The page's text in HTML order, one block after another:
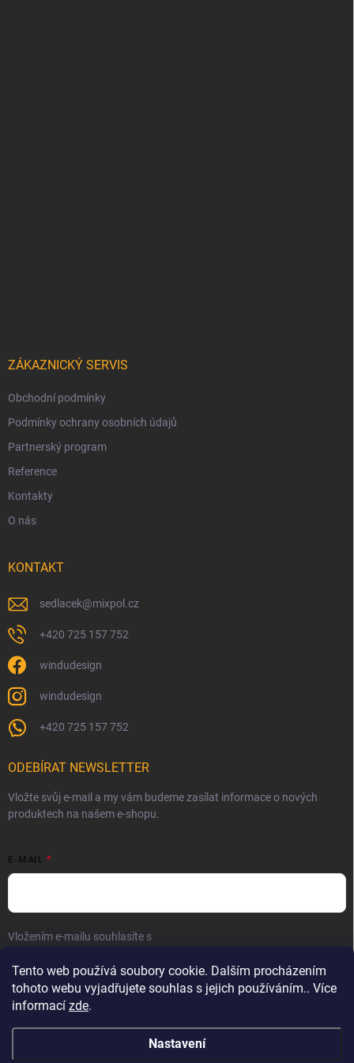
Tento web používá soubory cookie. Dalším procházením
tohoto webu vyjadřujete souhlas s jejich používáním.. Více
informací zde.
Nastavení
ZÁKAZNICKÝ SERVIS
Obchodní podmínky
Podmínky ochrany osobních údajů
Partnerský program
Reference
Kontakty
O nás
KONTAKT
sedlacek@mixpol.cz
+420 725 157 752
windudesign
windudesign
+420 725 157 752
ODEBÍRAT NEWSLETTER
Vložte svůj e-mail a my vám budeme zasílat informace o nových
produktech na našem e-shopu.
E-MAIL
Vložením e-mailu souhlasíte s
Přihlásit se